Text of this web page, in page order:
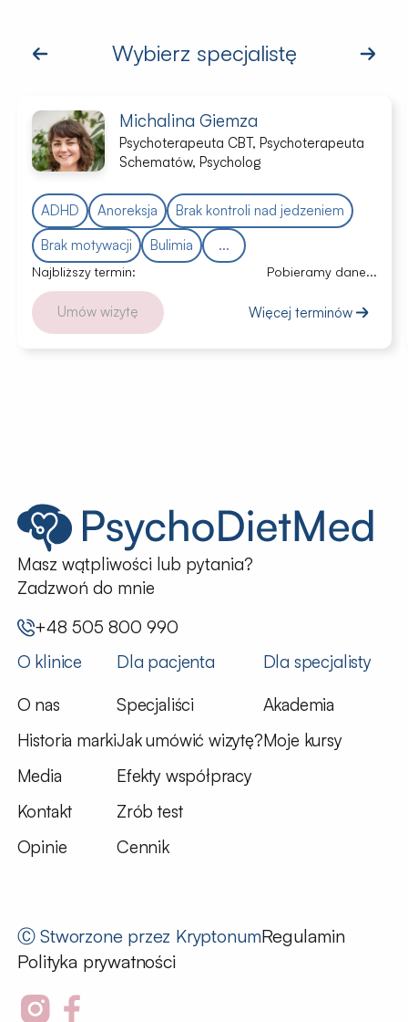
Wybierz specjalistę
Michalina Giemza
Psychoterapeuta CBT, Psychoterapeuta
Schematów, Psycholog
ADHD Anoreksja
Brak kontroli nad jedzeniem
Brak motywacji
Bulimia ...
Najbliższy termin: Pobieramy dane...
Umów wizytę Więcej terminów
Masz wątpliwości lub pytania?
Zadzwoń do mnie
+48 505 800 990
O klinice
O nas
Historia marki
Media
Kontakt
Opinie
Dla pacjenta
Specjaliści
Jak umówić wizytę?
Efekty współpracy
Zrób test
Cennik
Dla specjalisty
Akademia
Moje kursy
Ⓒ Stworzone przez KryptonumRegulamin
Polityka prywatności